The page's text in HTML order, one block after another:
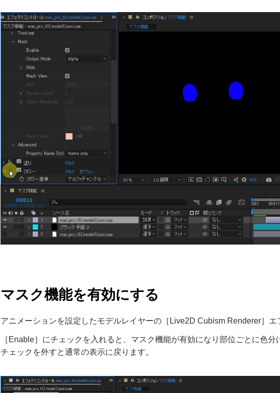
マスク機能を有効にする
アニメーションを設定したモデルレイヤーの［Live2D Cubism Renderer］エ
［Enable］にチェックを入れると、マスク機能が有効になり部位ごとに色分
チェックを外すと通常の表示に戻ります。